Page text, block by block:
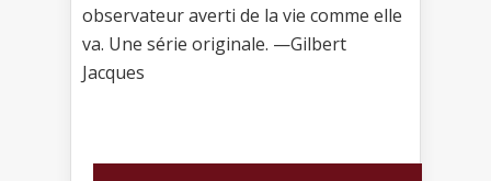
observateur averti de la vie comme elle
va. Une série originale. —Gilbert
Jacques